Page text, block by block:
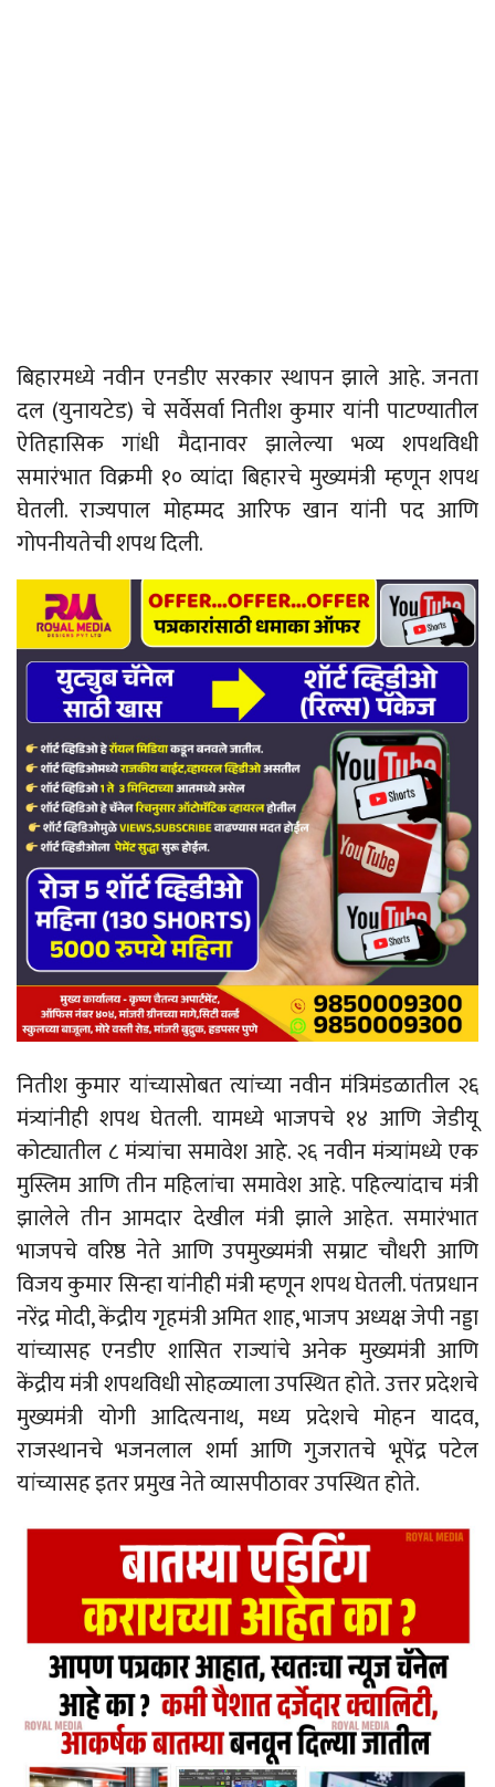
बिहारमध्ये नवीन एनडीए सरकार स्थापन झाले आहे. जनता
दल (युनायटेड) चे सर्वेसर्वा नितीश कुमार यांनी पाटण्यातील
ऐतिहासिक गांधी मैदानावर झालेल्या भव्य शपथविधी
समारंभात विक्रमी १० व्यांदा बिहारचे मुख्यमंत्री म्हणून शपथ
घेतली. राज्यपाल मोहम्मद आरिफ खान यांनी पद आणि
गोपनीयतेची शपथ दिली.
नितीश कुमार यांच्यासोबत त्यांच्या नवीन मंत्रिमंडळातील २६
मंत्र्यांनीही शपथ घेतली. यामध्ये भाजपचे १४ आणि जेडीयू
कोट्यातील ८ मंत्र्यांचा समावेश आहे. २६ नवीन मंत्र्यांमध्ये एक
मुस्लिम आणि तीन महिलांचा समावेश आहे. पहिल्यांदाच मंत्री
झालेले तीन आमदार देखील मंत्री झाले आहेत. समारंभात
भाजपचे वरिष्ठ नेते आणि उपमुख्यमंत्री सम्राट चौधरी आणि
विजय कुमार सिन्हा यांनीही मंत्री म्हणून शपथ घेतली. पंतप्रधान
नरेंद्र मोदी, केंद्रीय गृहमंत्री अमित शाह, भाजप अध्यक्ष जेपी नड्डा
यांच्यासह एनडीए शासित राज्यांचे अनेक मुख्यमंत्री आणि
केंद्रीय मंत्री शपथविधी सोहळ्याला उपस्थित होते. उत्तर प्रदेशचे
मुख्यमंत्री योगी आदित्यनाथ, मध्य प्रदेशचे मोहन यादव,
राजस्थानचे भजनलाल शर्मा आणि गुजरातचे भूपेंद्र पटेल
यांच्यासह इतर प्रमुख नेते व्यासपीठावर उपस्थित होते.